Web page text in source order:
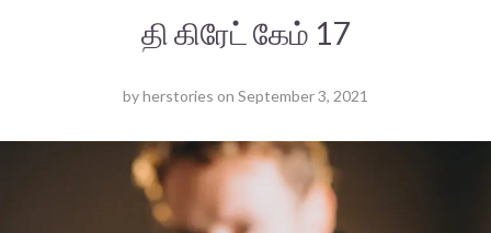
தி கிரேட் கேம் 17
byherstories on September 3, 2021